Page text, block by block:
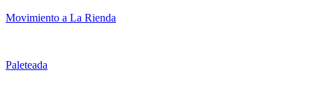
Movimiento a La Rienda
Paleteada